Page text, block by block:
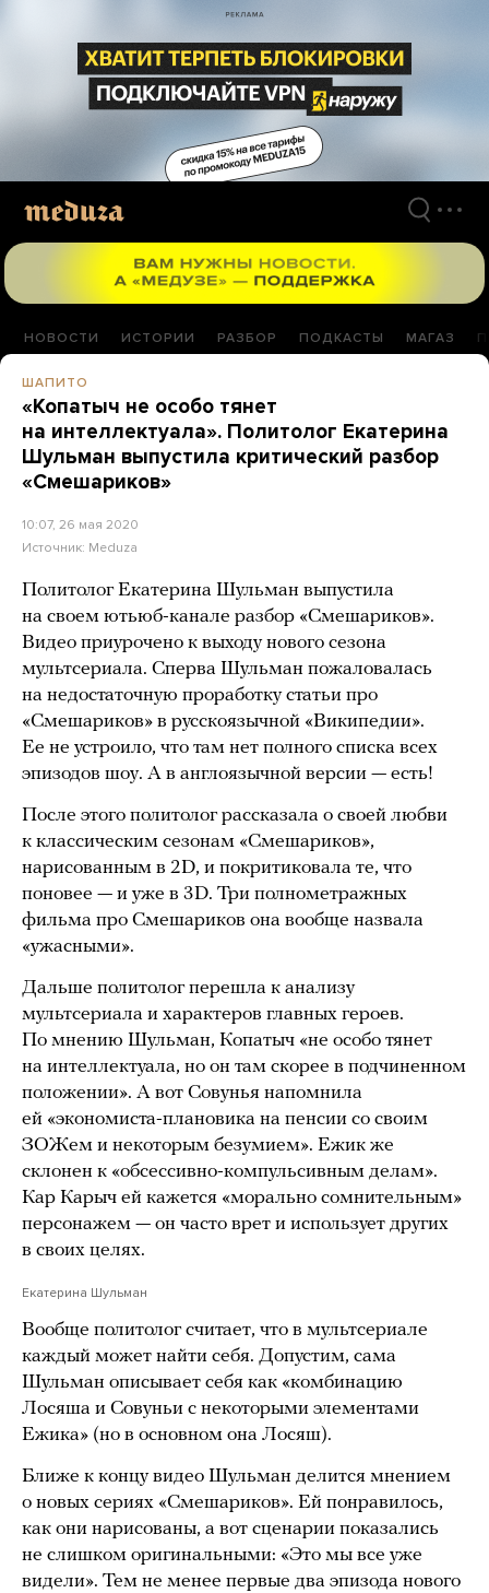
материалам
НОВОСТИ ИСТОРИИ РАЗБОР ПОДКАСТЫ МАГАЗ
ШАПИТО
«Копатыч не особо тянет
на интеллектуала». Политолог Екатерина
Шульман выпустила критический разбор
«Смешариков»
10:07, 26 мая 2020
Источник: Meduza
Политолог Екатерина Шульман выпустила
на своем ютьюб-канале разбор «Смешариков».
Видео приурочено к выходу нового сезона
мультсериала. Сперва Шульман пожаловалась
на недостаточную проработку статьи про
«Смешариков» в русскоязычной «Википедии».
Ее не устроило, что там нет полного списка всех
эпизодов шоу. А в англоязычной версии — есть!
После этого политолог рассказала о своей любви
к классическим сезонам «Смешариков»,
нарисованным в 2D, и покритиковала те, что
поновее — и уже в 3D. Три полнометражных
фильма про Смешариков она вообще назвала
«ужасными».
Дальше политолог перешла к анализу
мультсериала и характеров главных героев.
По мнению Шульман, Копатыч «не особо тянет
на интеллектуала, но он там скорее в подчиненном
положении». А вот Совунья напомнила
ей «экономиста-плановика на пенсии со своим
ЗОЖем и некоторым безумием». Ежик же
склонен к «обсессивно-компульсивным делам».
Кар Карыч ей кажется «морально сомнительным»
персонажем — он часто врет и использует других
в своих целях.
Екатерина Шульман
Вообще политолог считает, что в мультсериале
каждый может найти себя. Допустим, сама
Шульман описывает себя как «комбинацию
Лосяша и Совуньи с некоторыми элементами
Ежика» (но в основном она Лосяш).
Ближе к концу видео Шульман делится мнением
о новых сериях «Смешариков». Ей понравилось,
как они нарисованы, а вот сценарии показались
не слишком оригинальными: «Это мы все уже
видели». Тем не менее первые два эпизода нового